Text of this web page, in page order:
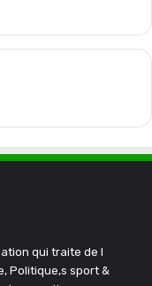
qui traite de l
Politique,s sport &